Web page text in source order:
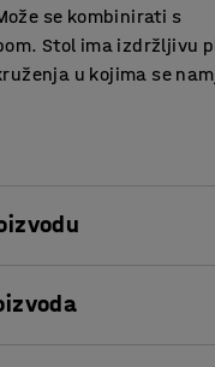
se kombinirati s
Stol ima izdržljivu
u kojima se
klupom, stol